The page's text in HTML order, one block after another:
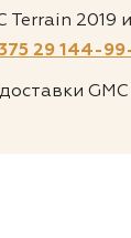
Terrain
29 144-